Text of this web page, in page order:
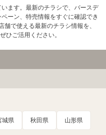
ます。最新のチラシで、バースデ
ーン、特売情報をすぐに確認でき
で使える最新のチラシ情報を、
ひご活用ください。
城県 秋田県 山形県